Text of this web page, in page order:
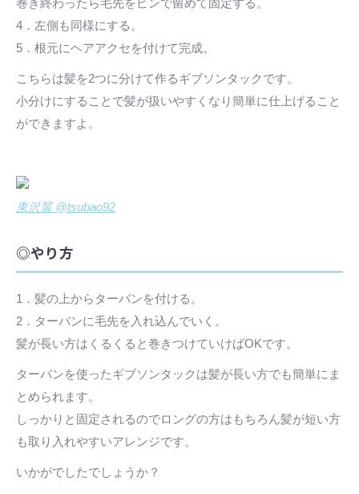
4．左側も同様にする。
5．根元にヘアアクセを付けて完成。
こちらは髪を2つに分けて作るギブソンタックです。
小分けにすることで髪が扱いやすくなり簡単に仕上げること
ができますよ。
東沢翼 @tsubao92
◎やり方
1．髪の上からターバンを付ける。
2．ターバンに毛先を入れ込んでいく。
髪が長い方はくるくると巻きつけていけばOKです。
ターバンを使ったギブソンタックは髪が長い方でも簡単にま
とめられます。
しっかりと固定されるのでロングの方はもちろん髪が短い方
も取り入れやすいアレンジです。
いかがでしたでしょうか？